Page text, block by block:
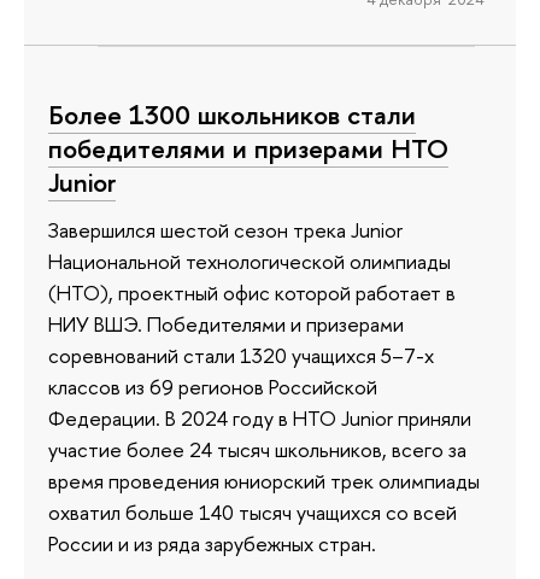
Более 1300 школьников стали
победителями и призерами НТО
Junior
Завершился шестой сезон трека Junior
Национальной технологической олимпиады
(НТО), проектный офис которой работает в
НИУ ВШЭ. Победителями и призерами
соревнований стали 1320 учащихся 5–7-х
классов из 69 регионов Российской
Федерации. В 2024 году в НТО Junior приняли
участие более 24 тысяч школьников, всего за
время проведения юниорский трек олимпиады
охватил больше 140 тысяч учащихся со всей
России и из ряда зарубежных стран.